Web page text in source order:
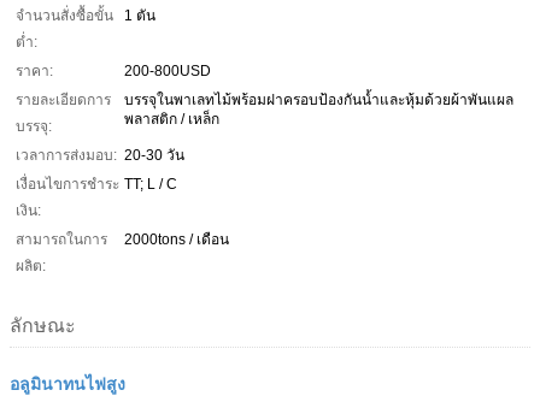
จำนวนสั่งซื้อขั้น
ต่ำ:
1 ตัน
ราคา:
200-800USD
รายละเอียดการ
บรรจุ:
บรรจุในพาเลทไม้พร้อมฝาครอบป้องกันน้ำและหุ้มด้วยผ้าพันแผล
พลาสติก / เหล็ก
เวลาการส่งมอบ: 20-30 วัน
เงื่อนไขการชำระ
เงิน:
TT; L ​​/ C
สามารถในการ
ผลิต:
2000tons / เดือน
ลักษณะ
อลูมินาทนไฟสูง